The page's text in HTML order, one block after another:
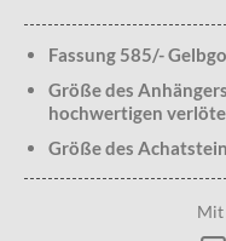
Fassung 585/-
Größe des
hochwertigen
Größe des
Mit